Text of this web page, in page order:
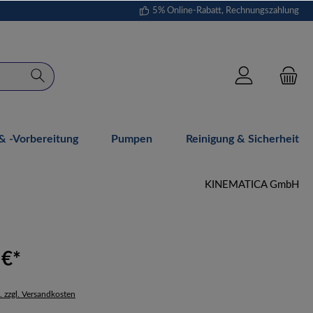
5% Online-Rabatt, Rechnungszahlung
-vorbereitung Pumpen Reinigung & Sicherheit
KINEMATICA GmbH
zzgl. Versandkosten